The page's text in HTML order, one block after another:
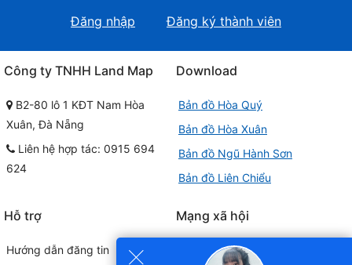
×
Đăng nhập Đăng ký thành viên
Công ty TNHH Land Map
B2-80 lô 1 KĐT Nam Hòa
Xuân, Đà Nẵng
Liên hệ hợp tác: 0915 694
624
Download
Bản đồ Hòa Quý
Bản đồ Hòa Xuân
Bản đồ Ngũ Hành Sơn
Bản đồ Liên Chiểu
Hỗ trợ
Hướng dẫn đăng tin
Mạng xã hội